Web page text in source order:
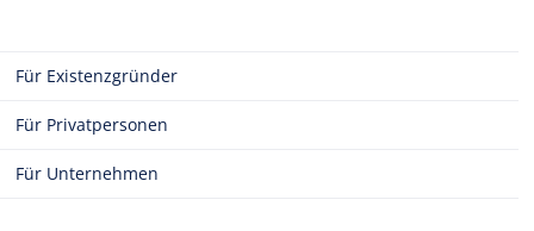
Für Existenzgründer
Für Privatpersonen
Für Unternehmen